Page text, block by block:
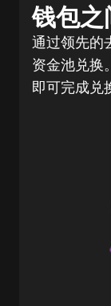
钱包
通过领先的
资金池兑换
即可完成兑